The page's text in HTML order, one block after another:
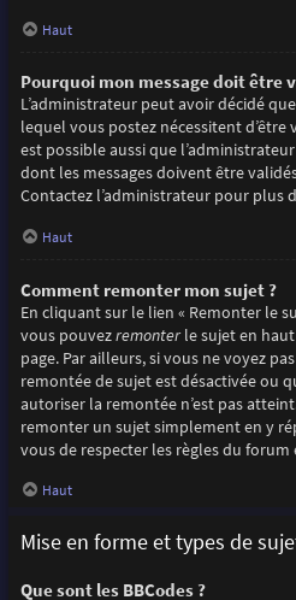
Haut
Pourquoi mon message doit être
L’administrateur peut avoir décidé
lequel vous postez nécessitent d’être
est possible aussi que
dont les messages doivent être
Contactez l’administrateur pour plus
Haut
Comment remonter mon sujet ?
En cliquant sur le lien « Remonter le
vous pouvezremonterle sujet en
page. Par ailleurs, si vous ne voyez
remontée de sujet est désactivée ou
autoriser la remontée n’est pas
remonter un sujet simplement en y
vous de respecter les règles du forum
Haut
Mise en forme et types de
Que sont les BBCodes ?